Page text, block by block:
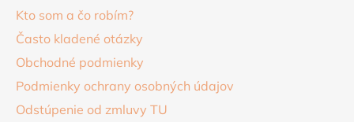
Kto som a čo robím?
Často kladené otázky
Obchodné podmienky
Podmienky ochrany osobných údajov
Odstúpenie od zmluvy TU